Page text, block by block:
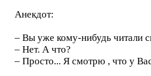
Анекдот:
– Вы уже кому-нибудь читали
– Нет. А что?
– Просто... Я смотрю , что у